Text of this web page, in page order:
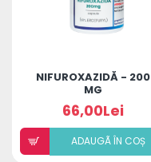
NIFUROXAZIDĂ - 200
MG
66,00Lei
ADAUGÃ ÎN COȘ